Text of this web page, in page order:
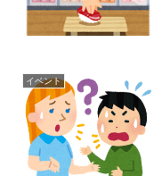
イベント